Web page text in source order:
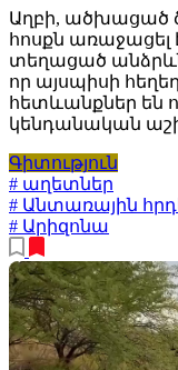
Աղբի, ածխացած
հոսքն
տեղացած
որ այսպիսի
հետևանքներ են
կենդանական
Գիտություն
# աղետներ
# Անտառային
# Արիզոնա